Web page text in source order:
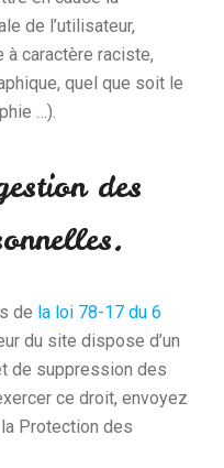
de l’utilisateur,
à caractère raciste,
quel que soit le
…).
des
de la loi 78-17 du 6
du site dispose d’un
de suppression des
ce droit, envoyez
Protection des